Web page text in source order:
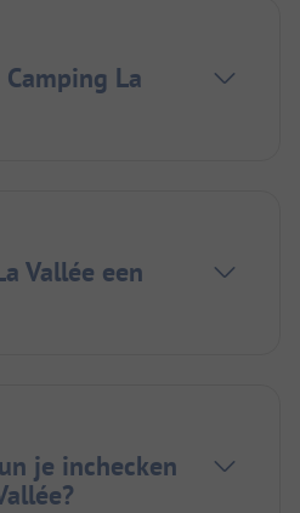
La
Vallée een
je inchecken